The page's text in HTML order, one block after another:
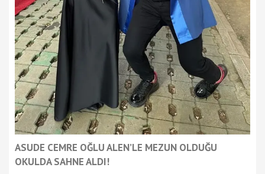
ASUDE CEMRE OĞLU ALEN’LE MEZUN OLDUĞU
OKULDA SAHNE ALDI!